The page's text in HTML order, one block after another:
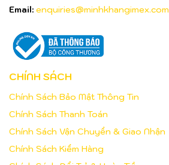
Email: enquiries@minhkhangimex.com
CHÍNH SÁCH
Chính Sách Bảo Mật Thông Tin
Chính Sách Thanh Toán
Chính Sách Vận Chuyển & Giao Nhận
Chính Sách Kiểm Hàng